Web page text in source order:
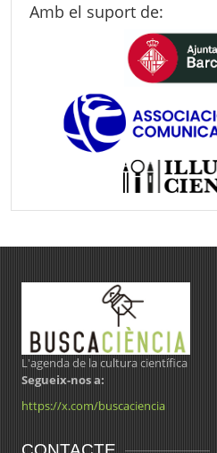
Amb el suport de:
L'agenda de la cultura científica
Segueix-nos a:
https://x.com/buscaciencia